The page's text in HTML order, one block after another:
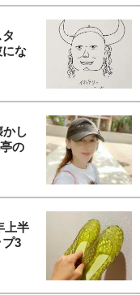
な
かし
の
上半
3